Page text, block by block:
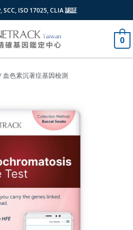
SCC, ISO 17025, CLIA 認証
0
血色素沉著症基因檢測